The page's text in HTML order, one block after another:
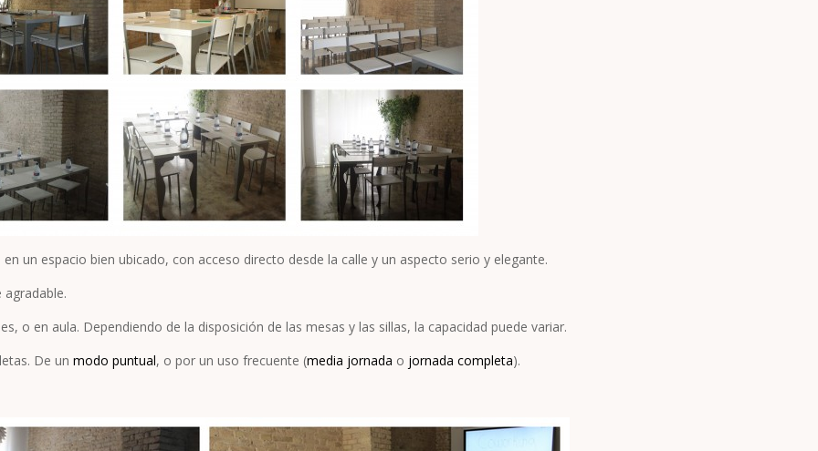
un espacio bien ubicado, con acceso directo desde la calle y un aspecto serio y elegante.
o en aula. Dependiendo de la disposición de las mesas y las sillas, la capacidad puede variar.
De un modo puntual, o por un uso frecuente (media jornada o jornada completa).